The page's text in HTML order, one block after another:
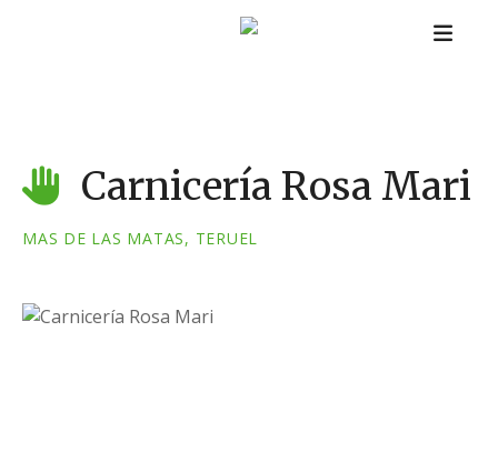
Carnicería Rosa Mari
MAS DE LAS MATAS, TERUEL